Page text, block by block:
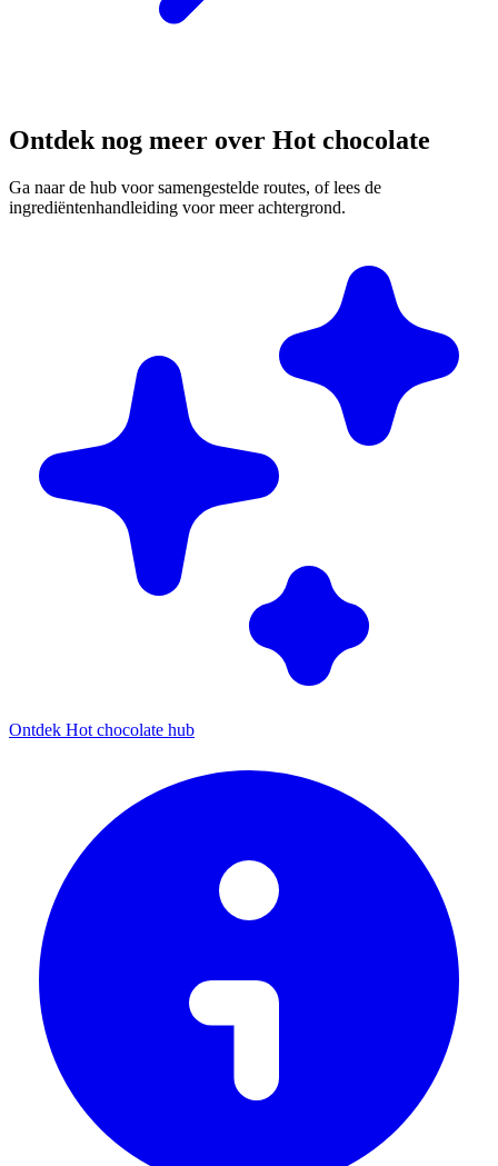
Ontdek nog meer over Hot chocolate
Ga naar de hub voor samengestelde routes, of lees de
ingrediëntenhandleiding voor meer achtergrond.
Ontdek Hot chocolate hub